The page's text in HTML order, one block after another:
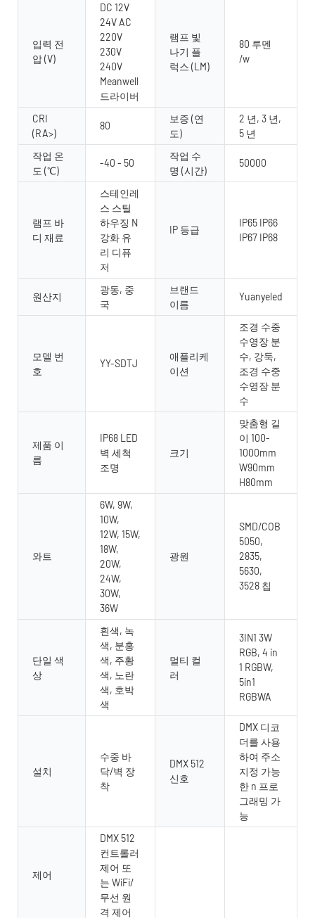
입력 전
압 (V)
DC 12V
24V AC
220V
230V
240V
Meanwell
드라이버
램프 빛
나기 플
럭스 (LM)
80 루멘
/w
CRI
(RA>)
80
보증 (연
도)
2 년, 3 년,
5 년
작업 온
도 (℃)
-40 - 50
작업 수
명 (시간)
50000
램프 바
디 재료
스테인레
스 스틸
하우징 N
강화 유
리 디퓨
저
IP 등급
IP65 IP66
IP67 IP68
원산지
광동, 중
국
브랜드
이름
Yuanyeled
모델 번
호
YY-SDTJ
애플리케
이션
조경 수중
수영장 분
수, 강둑,
조경 수중
수영장 분
수
제품 이
름
IP68 LED
벽 세척
조명
크기
맞춤형 길
이 100-
1000mm
W90mm
H80mm
와트
6W, 9W,
10W,
12W, 15W,
18W,
20W,
24W,
30W,
36W
광원
SMD/COB
5050,
2835,
5630,
3528 칩
단일 색
상
흰색, 녹
색, 분홍
색, 주황
색, 노란
색, 호박
색
멀티 컬
러
3IN1 3W
RGB, 4 in
1 RGBW,
5in1
RGBWA
설치
수중 바
닥/벽 장
착
DMX 512
신호
DMX 디코
더를 사용
하여 주소
지정 가능
한 n 프로
그래밍 가
능
제어
DMX 512
컨트롤러
제어 또
는 WiFi/
무선 원
격 제어